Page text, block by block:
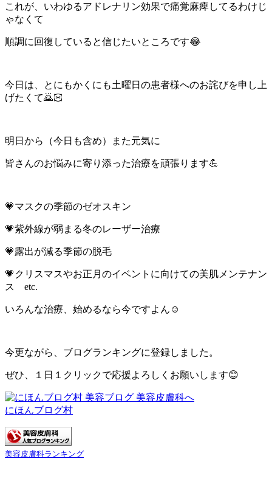
これが、いわゆるアドレナリン効果で痛覚麻痺してるわけじ
ゃなくて
順調に回復していると信じたいところです😂
今日は、とにもかくにも土曜日の患者様へのお詫びを申し上
げたくて🙇🏻
明日から（今日も含め）また元気に
皆さんのお悩みに寄り添った治療を頑張ります💪
💗マスクの季節のゼオスキン
💗紫外線が弱まる冬のレーザー治療
💗露出が減る季節の脱毛
💗クリスマスやお正月のイベントに向けての美肌メンテナン
ス etc.
いろんな治療、始めるなら今ですよん☺
今更ながら、ブログランキングに登録しました。
ぜひ、１日１クリックで応援よろしくお願いします😊
にほんブログ村
美容皮膚科ランキング